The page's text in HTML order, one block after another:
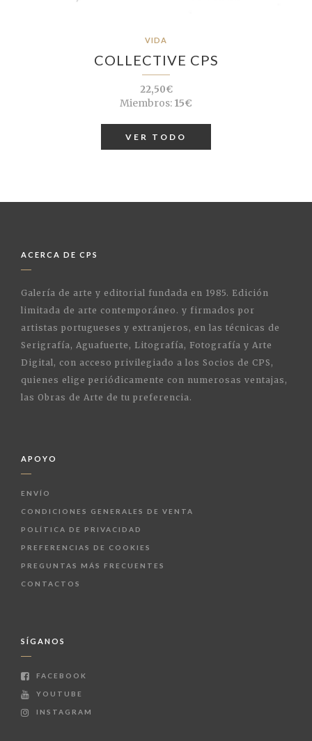
VIDA
COLLECTIVE CPS
22,50€
Miembros: 15€
VER TODO
ACERCA DE CPS
Galería de arte y editorial fundada en 1985. Edición
limitada de arte contemporáneo. y firmados por
artistas portugueses y extranjeros, en las técnicas de
Serigrafía, Aguafuerte, Litografía, Fotografía y Arte
Digital, con acceso privilegiado a los Socios de CPS,
quienes elige periódicamente con numerosas ventajas,
las Obras de Arte de tu preferencia.
APOYO
ENVÍO
CONDICIONES GENERALES DE VENTA
POLÍTICA DE PRIVACIDAD
PREFERENCIAS DE COOKIES
PREGUNTAS MÁS FRECUENTES
CONTACTOS
SÍGANOS
FACEBOOK
YOUTUBE
INSTAGRAM